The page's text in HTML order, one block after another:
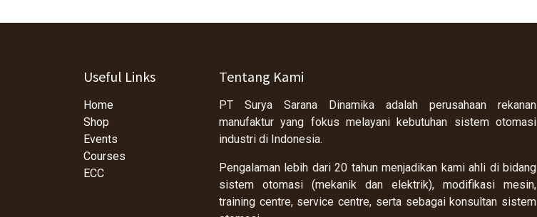
Useful Links
Home
Shop
Events
Courses
ECC
Tentang Kami
PT Surya Sarana Dinamika adalah perusahaan rekanan
manufaktur yang fokus melayani kebutuhan sistem otomasi
industri di Indonesia.
Pengalaman lebih dari 20 tahun menjadikan kami ahli di bidang
sistem otomasi (mekanik dan elektrik), modifikasi mesin,
training centre, service centre, serta sebagai konsultan sistem